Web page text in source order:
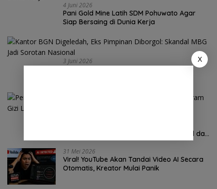
4 Juni 2026
Pani Gold Mine Latih SDM Pohuwato Agar
Siap Bersaing di Dunia Kerja
3 Juni 2026
Targetkan Program Gizi Lebih Akuntabel dan
Efektif
31 Mei 2026
Viral! YouTube Akan Tandai Video AI Secara
Otomatis, Kreator Mulai Panik
X